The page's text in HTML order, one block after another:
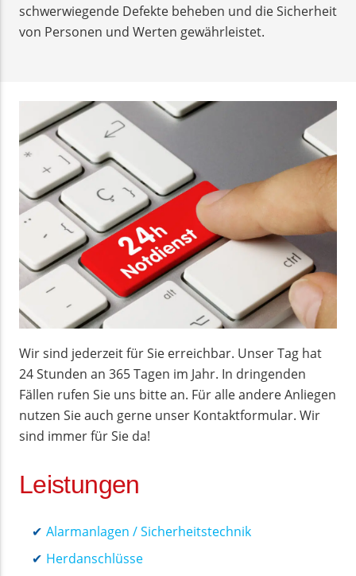
schwerwiegende Defekte beheben und die Sicherheit
von Personen und Werten gewährleistet.
Wir sind jederzeit für Sie erreichbar. Unser Tag hat
24 Stunden an 365 Tagen im Jahr. In dringenden
Fällen rufen Sie uns bitte an. Für alle andere Anliegen
nutzen Sie auch gerne unser Kontaktformular. Wir
sind immer für Sie da!
Leistungen
Alarmanlagen / Sicherheitstechnik
Herdanschlüsse